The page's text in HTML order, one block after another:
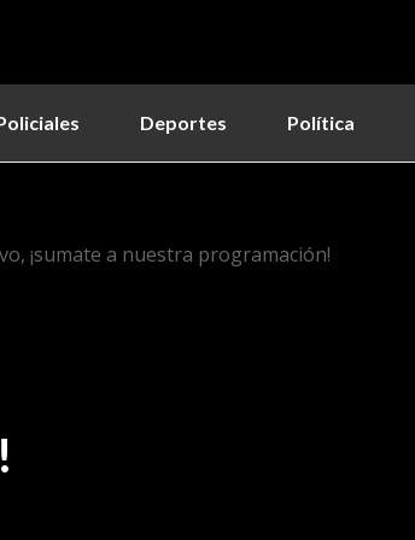
Deportes Política
¡sumate a nuestra programación!